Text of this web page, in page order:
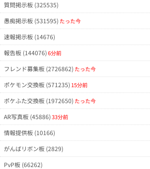
質問掲示板 (325535)
愚痴掲示板 (531595) たった今
速報掲示板 (14676)
報告板 (144076)6分前
フレンド募集板 (2726862) たった今
ポケモン交換板 (571235) 15分前
ポケふた交換板 (1972650) たった今
AR写真板 (45886)33分前
情報提供板 (10166)
がんばリボン板 (2829)
PvP板 (66262)